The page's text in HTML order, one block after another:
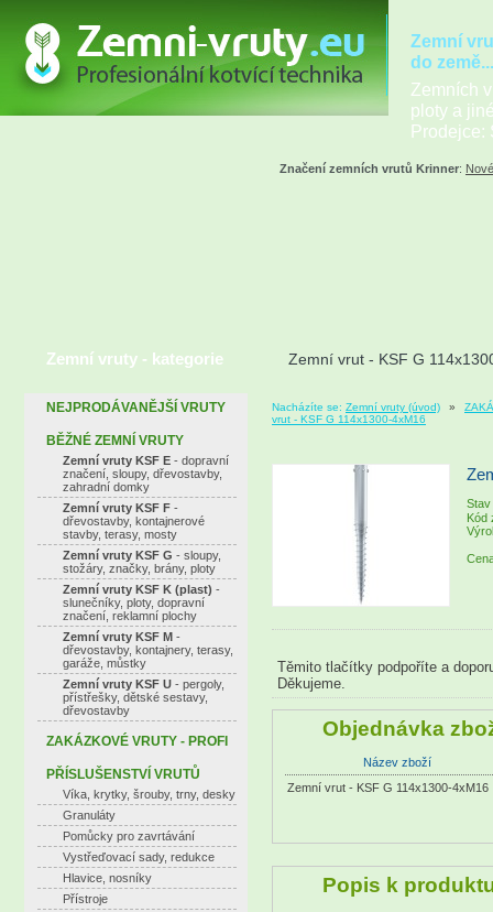
Zemní
do země...
Zemních
ploty a
Prodejce:
Značení zemních vrutů Krinner:
Zemní vrut - KSF G
Nacházíte se: Zemní vruty (úvod) »
vrut - KSF G 114x1300-4xM16
Stav
Kód
Těmito tlačítky podpoříte a
Děkujeme.
Objednávka
Název zboží
Zemní vrut - KSF G 114x1300-4xM16
Popis k
Zemní vruty - kategorie
NEJPRODÁVANĚJŠÍ VRUTY
BĚŽNÉ ZEMNÍ VRUTY
Zemní vruty KSF E - dopravní
značení, sloupy, dřevostavby,
zahradní domky
Zemní vruty KSF F -
dřevostavby, kontajnerové
stavby, terasy, mosty
Zemní vruty KSF G - sloupy,
stožáry, značky, brány, ploty
Zemní vruty KSF K (plast) -
slunečníky, ploty, dopravní
značení, reklamní plochy
Zemní vruty KSF M -
dřevostavby, kontajnery, terasy,
garáže, můstky
Zemní vruty KSF U - pergoly,
přístřešky, dětské sestavy,
dřevostavby
ZAKÁZKOVÉ VRUTY - PROFI
PŘÍSLUŠENSTVÍ VRUTŮ
Víka, krytky, šrouby, trny, desky
Granuláty
Pomůcky pro zavrtávání
Vystřeďovací sady, redukce
Hlavice, nosníky
Přístroje